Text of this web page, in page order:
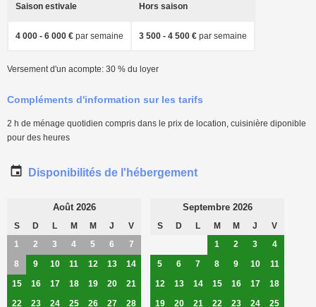
Saison estivale Hors saison
4 000 - 6 000 € par semaine 3 500 - 4 500 € par semaine
Versement d'un acompte: 30 % du loyer
Compléments d'information sur les tarifs
2 h de ménage quotidien compris dans le prix de location, cuisinière diponible
pour des heures
Disponibilités de l'hébergement
Août 2026
S D L M M J
V
1
2 3 4 5 6
7
8
9 10 11 12 13
14
15
16 17 18 19 20
21
22
23 24 25 26 27 28
Septembre 2026
S D L M M J
V
1
2 3
4
5
6 7 8 9 10
11
12
13 14 15 16 17
18
19
20 21 22 23 24 25